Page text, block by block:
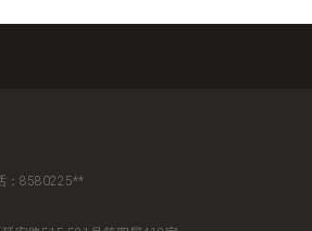
：8580225**